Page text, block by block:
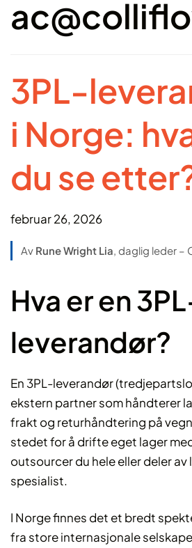
3PL-
i Norge:
du se
februar 26, 2026
Av Rune Wright Lia, daglig leder –
Hva er en
leverandør?
En 3PL-leverandør
ekstern partner som håndterer
frakt og returhåndtering på
stedet for å drifte eget lager
outsourcer du hele eller deler
spesialist.
I Norge finnes det et bredt
fra store internasjonale